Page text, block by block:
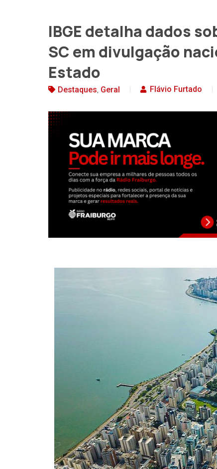
IBGE detalha dados
SC em divulgação
Estado
Destaques, Geral Flávio Furtado